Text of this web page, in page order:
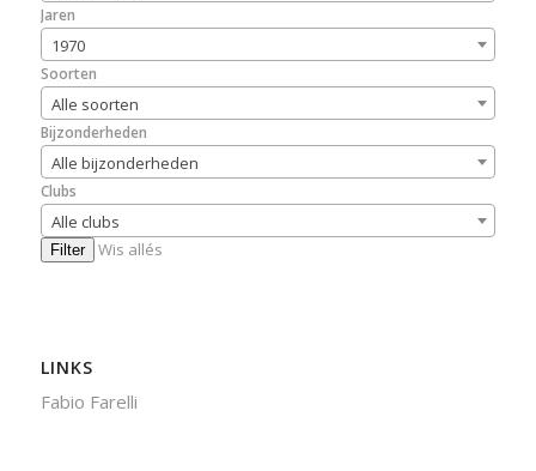
Jaren
1970
Soorten
Alle soorten
Bijzonderheden
Alle bijzonderheden
Clubs
Alle clubs
Filter Wis allés
LINKS
Fabio Farelli